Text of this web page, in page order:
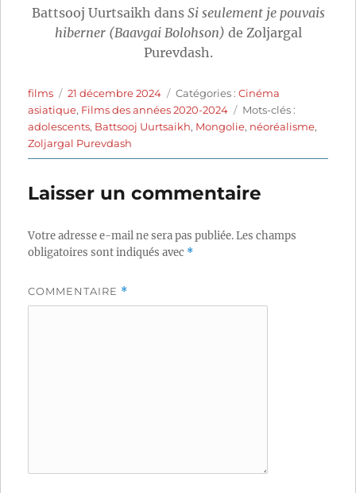
Battsooj Uurtsaikh dans Si seulement je pouvais
hiberner (Baavgai Bolohson) de Zoljargal
Purevdash.
Auteur
films
Publié
le
21 décembre 2024 Catégories
Catégories :Cinéma
asiatique, Films des années 2020-2024 Étiquettes
Mots-clés :
adolescents, Battsooj Uurtsaikh, Mongolie, néoréalisme,
Zoljargal Purevdash
Laisser un commentaire
Votre adresse e-mail ne sera pas publiée.Les champs
obligatoires sont indiqués avec *
COMMENTAIRE *